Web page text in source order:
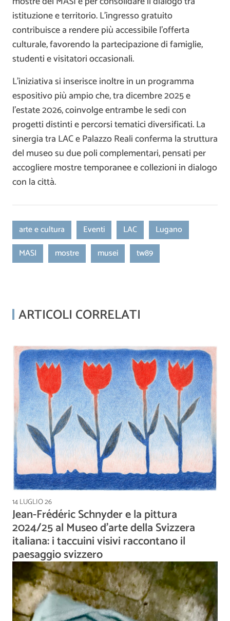
istituzione e territorio. L’ingresso gratuito
contribuisce a rendere più accessibile l’offerta
culturale, favorendo la partecipazione di famiglie,
studenti e visitatori occasionali.
L’iniziativa si inserisce inoltre in un programma
espositivo più ampio che, tra dicembre 2025 e
l’estate 2026, coinvolge entrambe le sedi con
progetti distinti e percorsi tematici diversificati. La
sinergia tra LAC e Palazzo Reali conferma la struttura
del museo su due poli complementari, pensati per
accogliere mostre temporanee e collezioni in dialogo
con la città.
arte e cultura Eventi LAC
Lugano
MASI
mostre musei tw89
ARTICOLI CORRELATI
14 LUGLIO 26
Jean-Frédéric Schnyder e la pittura
2024/25 al Museo d'arte della Svizzera
italiana: i taccuini visivi raccontano il
paesaggio svizzero